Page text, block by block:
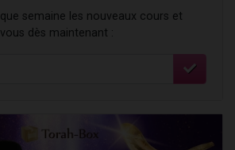
semaine les nouveaux cours et
dès maintenant :